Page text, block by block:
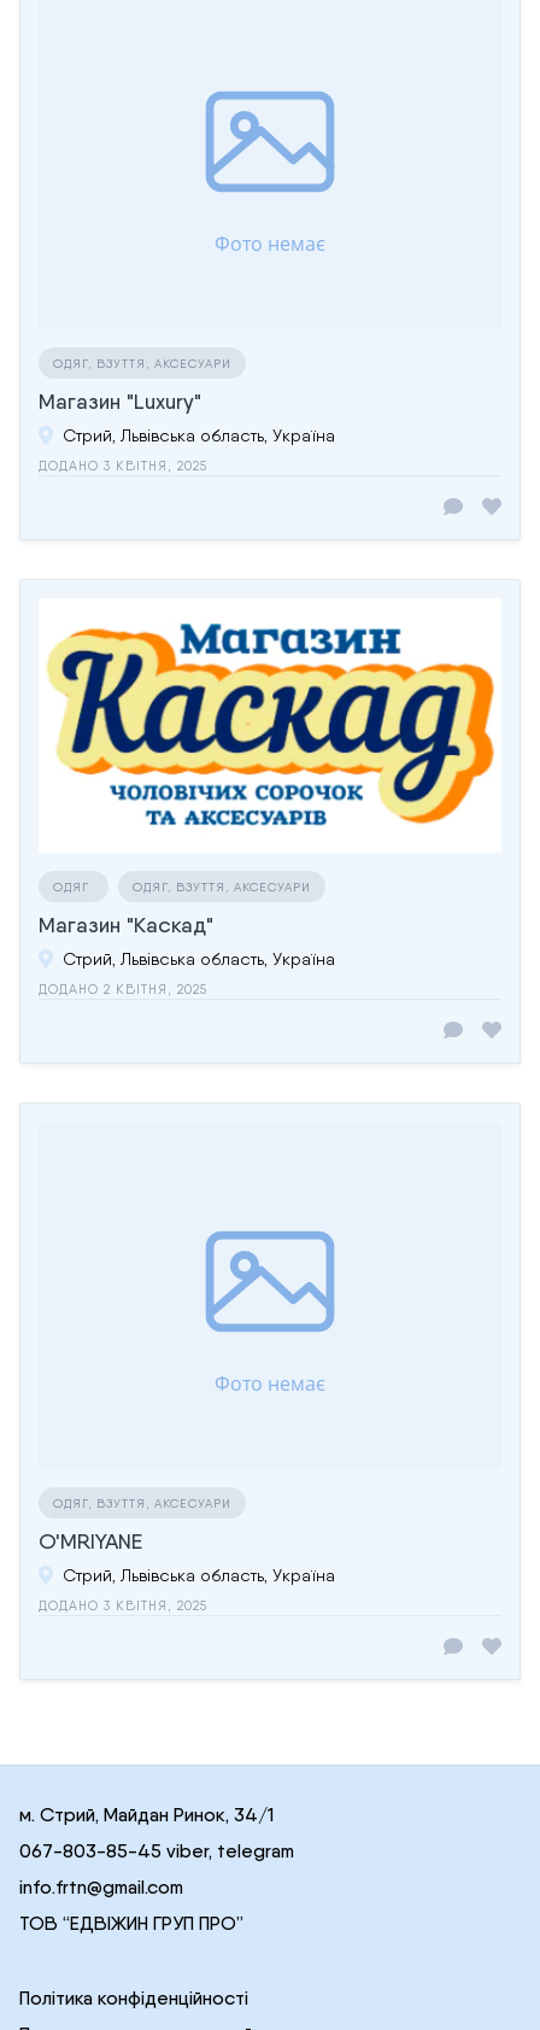
ОДЯГ, ВЗУТТЯ, АКСЕСУАРИ
Магазин "Luxury"
Стрий, Львівська область, Україна
ДОДАНО 3 КВІТНЯ, 2025
ОДЯГ ОДЯГ, ВЗУТТЯ, АКСЕСУАРИ
Магазин "Каскад"
Стрий, Львівська область, Україна
ДОДАНО 2 КВІТНЯ, 2025
ОДЯГ, ВЗУТТЯ, АКСЕСУАРИ
O'MRIYANE
Стрий, Львівська область, Україна
ДОДАНО 3 КВІТНЯ, 2025
м. Стрий, Майдан Ринок, 34/1
067-803-85-45 viber, telegram
info.frtn@gmail.com
ТОВ “ЕДВІЖИН ГРУП ПРО”
Політика конфіденційності